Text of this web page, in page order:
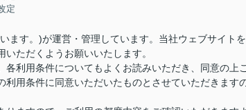
定
ます。)が運営・管理しています。当社ウェブサイトを
ただくようお願いいたします。
利用条件についてもよくお読みいただき、同意の上
用条件に同意いただいたものとさせていただきます